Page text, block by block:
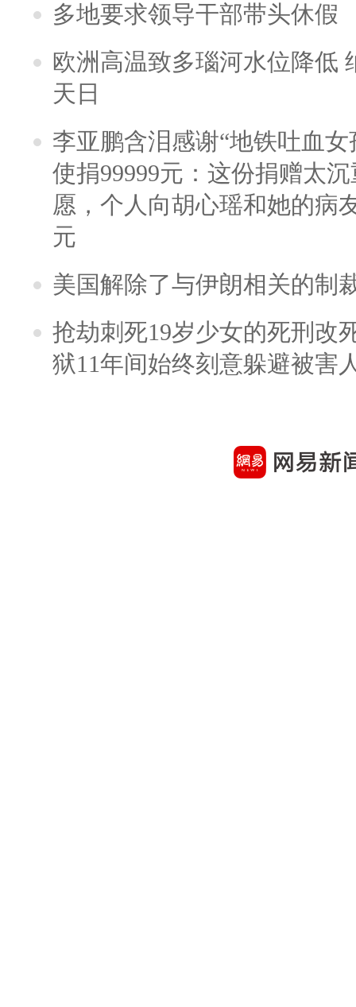
多地要求领导干部带头休假
欧洲高温致多瑙河水位降低
天日
李亚鹏含泪感谢“地铁吐血
使捐99999元：这份捐赠太
愿，个人向胡心瑶和她的病
元
美国解除了与伊朗相关的制
抢劫刺死19岁少女的死刑改
狱11年间始终刻意躲避被害